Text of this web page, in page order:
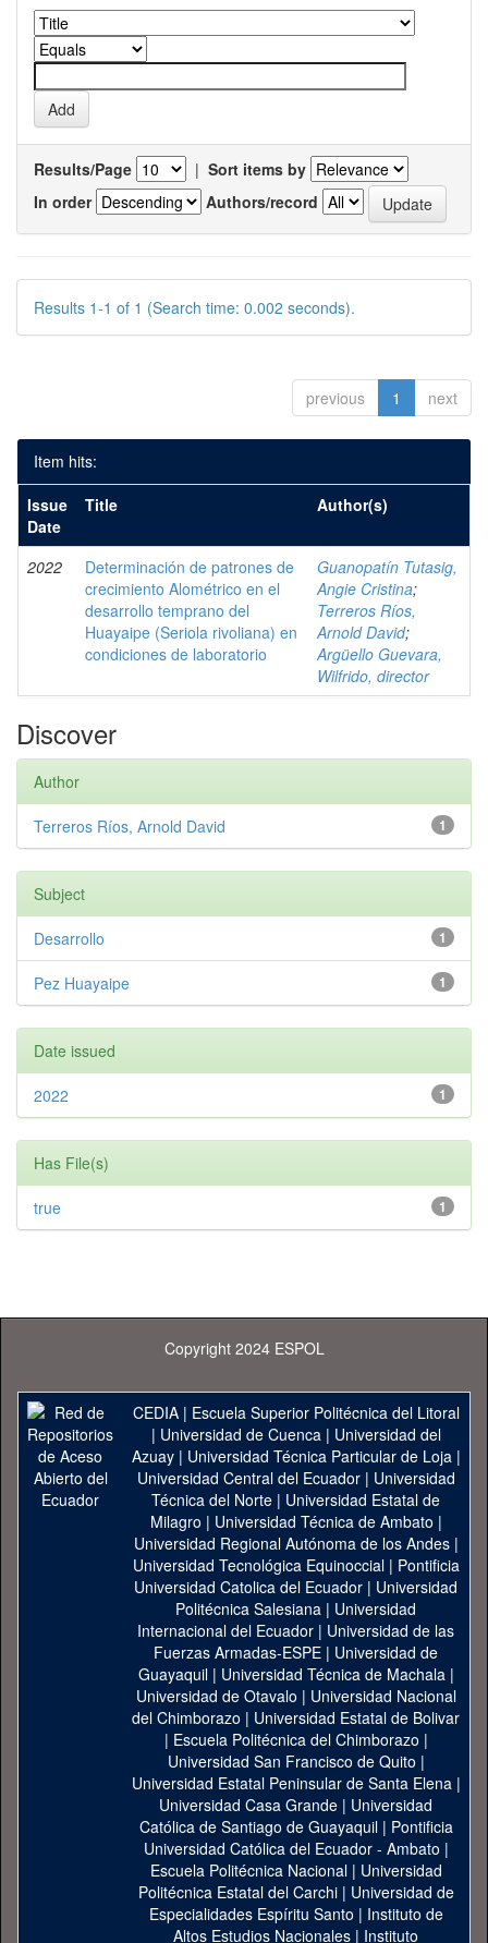
Results/Page | Sort items by
In order
Authors/record
Results 1-1 of 1 (Search time: 0.002 seconds).
previous 1 next
Item hits:
Issue
Date
Title Author(s)
2022
Determinación de patrones de
crecimiento Alométrico en el
desarrollo temprano del
Huayaipe (Seriola rivoliana) en
condiciones de laboratorio
Guanopatín Tutasig,
Angie Cristina;
Terreros Ríos,
Arnold David;
Argüello Guevara,
Wilfrido, director
Discover
Author
1
Terreros Ríos, Arnold David
Subject
1
Desarrollo
1
Pez Huayaipe
Date issued
1
2022
Has File(s)
1
true
Copyright 2024 ESPOL
CEDIA| Escuela Superior Politécnica del Litoral
| Universidad de Cuenca| Universidad del
Azuay| Universidad Técnica Particular de Loja|
Universidad Central del Ecuador| Universidad
Técnica del Norte | Universidad Estatal de
Milagro | Universidad Técnica de Ambato |
Universidad Regional Autónoma de los Andes|
Universidad Tecnológica Equinoccial| Pontificia
Universidad Catolica del Ecuador | Universidad
Politécnica Salesiana | Universidad
Internacional del Ecuador | Universidad de las
Fuerzas Armadas-ESPE | Universidad de
Guayaquil| Universidad Técnica de Machala|
Universidad de Otavalo | Universidad Nacional
del Chimborazo | Universidad Estatal de Bolivar
| Escuela Politécnica del Chimborazo |
Universidad San Francisco de Quito |
Universidad Estatal Peninsular de Santa Elena|
Universidad Casa Grande | Universidad
Católica de Santiago de Guayaquil| Pontificia
Universidad Católica del Ecuador - Ambato |
Escuela Politécnica Nacional| Universidad
Politécnica Estatal del Carchi| Universidad de
Especialidades Espíritu Santo | Instituto de
Altos Estudios Nacionales | Instituto